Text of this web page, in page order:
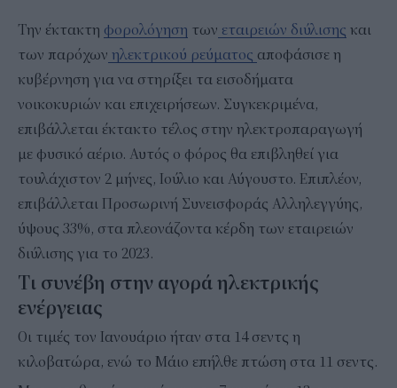
Την έκτακτη φορολόγηση των εταιρειών διύλισης και
των παρόχων ηλεκτρικού ρεύματος αποφάσισε η
κυβέρνηση για να στηρίξει τα εισοδήματα
νοικοκυριών και επιχειρήσεων. Συγκεκριμένα,
επιβάλλεται έκτακτο τέλος στην ηλεκτροπαραγωγή
με φυσικό αέριο. Αυτός ο φόρος θα επιβληθεί για
τουλάχιστον 2 μήνες, Ιούλιο και Αύγουστο. Επιπλέον,
επιβάλλεται Προσωρινή Συνεισφοράς Αλληλεγγύης,
ύψους 33%, στα πλεονάζοντα κέρδη των εταιρειών
διύλισης για το 2023.
Tι συνέβη στην αγορά ηλεκτρικής
ενέργειας
Οι τιμές τον Ιανουάριο ήταν στα 14 σεντς η
κιλοβατώρα, ενώ το Μάιο επήλθε πτώση στα 11 σεντς.